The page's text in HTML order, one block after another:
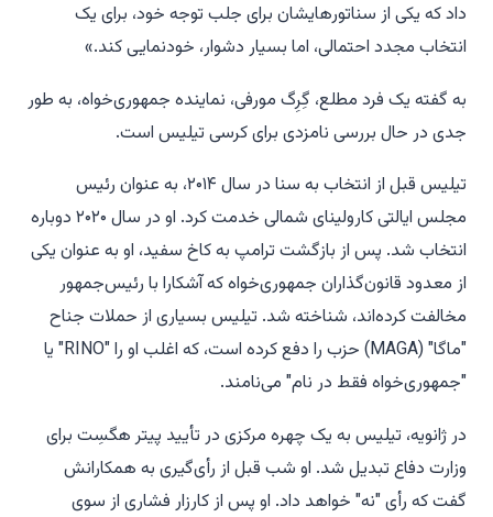
داد که یکی از سناتورهایشان برای جلب توجه خود، برای یک
انتخاب مجدد احتمالی، اما بسیار دشوار، خودنمایی کند.»
به گفته یک فرد مطلع، گِرِگ مورفی، نماینده جمهوری‌خواه، به طور
جدی در حال بررسی نامزدی برای کرسی تیلیس است.
تیلیس قبل از انتخاب به سنا در سال ۲۰۱۴، به عنوان رئیس
مجلس ایالتی کارولینای شمالی خدمت کرد. او در سال ۲۰۲۰ دوباره
انتخاب شد. پس از بازگشت ترامپ به کاخ سفید، او به عنوان یکی
از معدود قانون‌گذاران جمهوری‌خواه که آشکارا با رئیس‌جمهور
مخالفت کرده‌اند، شناخته شد. تیلیس بسیاری از حملات جناح
"ماگا" (MAGA) حزب را دفع کرده است، که اغلب او را "RINO" یا
"جمهوری‌خواه فقط در نام" می‌نامند.
در ژانویه، تیلیس به یک چهره مرکزی در تأیید پیتر هگسِت برای
وزارت دفاع تبدیل شد. او شب قبل از رأی‌گیری به همکارانش
گفت که رأی "نه" خواهد داد. او پس از کارزار فشاری از سوی